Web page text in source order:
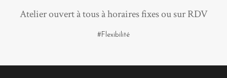
Atelier ouvert à tous à horaires fixes ou sur RDV
#Flexibilité